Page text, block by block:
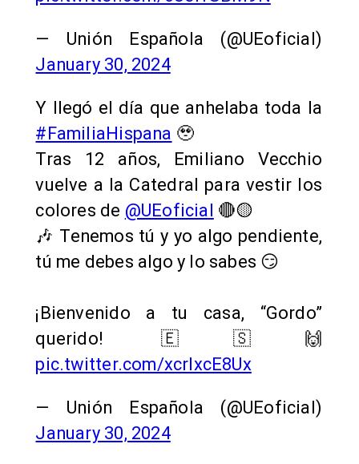
— Unión Española (@UEoficial)
January 30, 2024
Y llegó el día que anhelaba toda la
#FamiliaHispana 🥹
Tras 12 años, Emiliano Vecchio
vuelve a la Catedral para vestir los
colores de @UEoficial 🔴🟡
🎶 Tenemos tú y yo algo pendiente,
tú me debes algo y lo sabes 😏
¡Bienvenido a tu casa, “Gordo”
querido! 🇪🇸🙌
pic.twitter.com/xcrlxcE8Ux
— Unión Española (@UEoficial)
January 30, 2024